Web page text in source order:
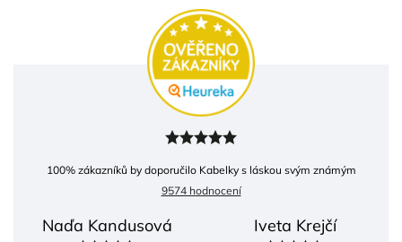
100% zákazníků by doporučilo Kabelky s láskou svým známým
9574 hodnocení
Naďa Kandusová Iveta Krejčí